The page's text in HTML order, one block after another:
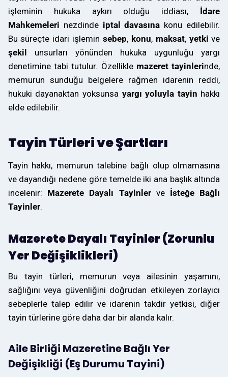
işleminin hukuka aykırı olduğu iddiası, İdare
Mahkemeleri nezdinde iptal davasına konu edilebilir.
Bu süreçte idari işlemin sebep, konu, maksat, yetki ve
şekil unsurları yönünden hukuka uygunluğu yargı
denetimine tabi tutulur. Özellikle mazeret tayinlerinde,
memurun sunduğu belgelere rağmen idarenin reddi,
hukuki dayanaktan yoksunsa yargı yoluyla tayin hakkı
elde edilebilir.
Tayin Türleri ve Şartları
Tayin hakkı, memurun talebine bağlı olup olmamasına
ve dayandığı nedene göre temelde iki ana başlık altında
incelenir: Mazerete Dayalı Tayinlerve İsteğe Bağlı
Tayinler.
Mazerete Dayalı Tayinler (Zorunlu
Yer Değişiklikleri)
Bu tayin türleri, memurun veya ailesinin yaşamını,
sağlığını veya güvenliğini doğrudan etkileyen zorlayıcı
sebeplerle talep edilir ve idarenin takdir yetkisi, diğer
tayin türlerine göre daha dar bir alanda kalır.
Aile Birliği Mazeretine Bağlı Yer
Değişikliği (Eş Durumu Tayini)